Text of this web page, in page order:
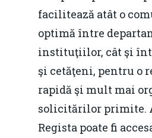
facilitează atât o
optimă între
instituţiilor, cât şi
şi cetăţeni, pentru o
rapidă şi mult mai
solicitărilor primite.
Regista poate fi